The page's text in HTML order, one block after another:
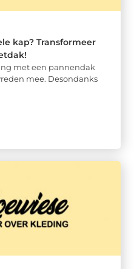
kap? Transformeer
met een pannendak
mee. Desondanks